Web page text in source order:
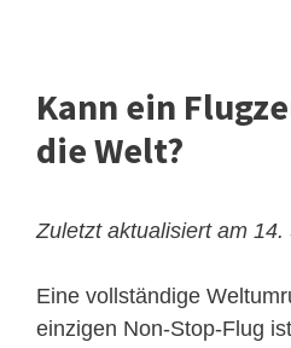
Kann ein
die Welt?
Zuletzt aktualisiert am
Eine vollständige
einzigen Non-Stop-Flug